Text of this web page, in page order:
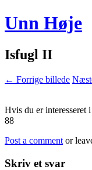
Unn Høje
Isfugl II
← Forrige billede
Hvis du er interesseret
88
Post a comment or
Skriv et svar